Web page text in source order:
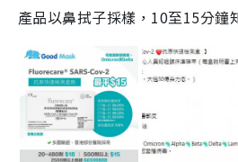
產品以鼻拭子採樣，10至15分鐘